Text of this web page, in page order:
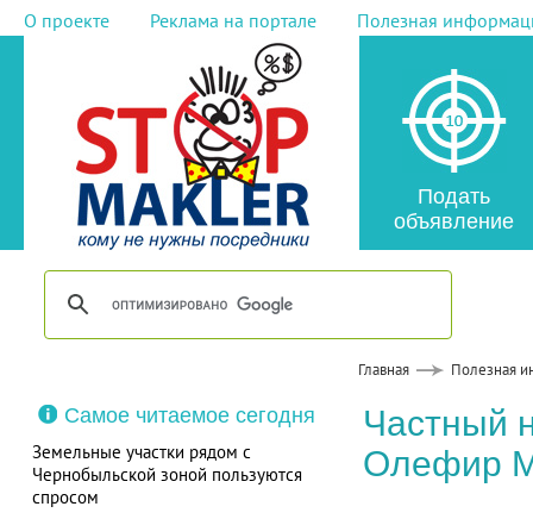
О проекте Реклама на портале Полезная
Подать
объявление
Главная Полезная
Самое читаемое сегодня
Земельные участки рядом с
Чернобыльской зоной пользуются
спросом
Частный
Олефир